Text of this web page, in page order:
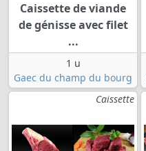
Caissette de viande
de génisse avec filet
...
1 u
Gaec du champ du bourg
Caissette